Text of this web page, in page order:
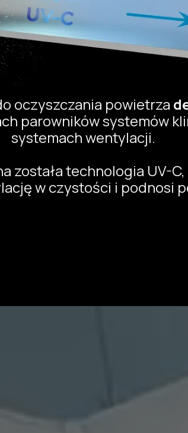
oczyszczania powietrza
parowników systemów
systemach wentylacji.
została technologia UV-
w czystości i podnosi